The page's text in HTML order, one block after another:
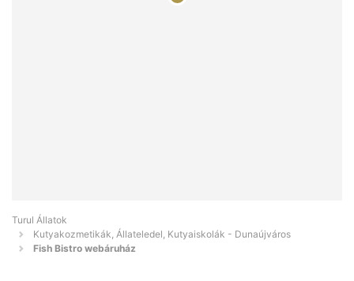
Turul Állatok
Kutyakozmetikák, Állateledel, Kutyaiskolák - Dunaújváros
Fish Bistro webáruház